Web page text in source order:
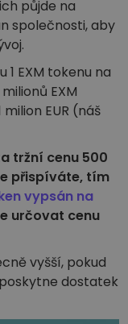
půjde na
společnosti, aby
EXM tokenu na
EXM
EUR (náš
tržní cenu 500
přispíváte, tím
vypsán na
určovat cenu
vyšší, pokud
dostatek